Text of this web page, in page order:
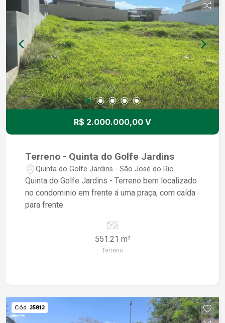
R$ 2.000.000,00 V
Terreno - Quinta do Golfe Jardins
Quinta do Golfe Jardins - São José do Rio
Preto/SP
Quinta do Golfe Jardins - Terreno bem localizado
no condominio em frente á uma praça, com caída
para frente.
551.21 m²
Terreno
Cód. 35813